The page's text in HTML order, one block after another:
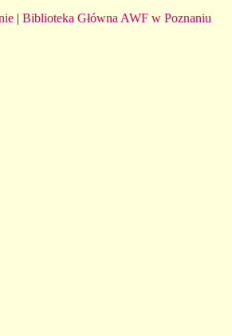
| Biblioteka Główna AWF w Poznaniu